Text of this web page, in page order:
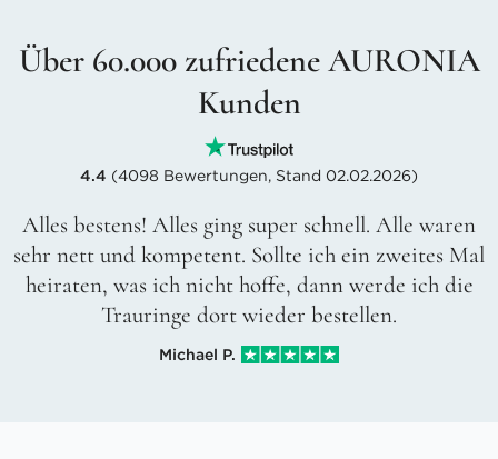
Über 60.000 zufriedene AURONIA
Kunden
4.4 (4098 Bewertungen, Stand 02.02.2026)
Alles bestens! Alles ging super schnell. Alle waren
sehr nett und kompetent. Sollte ich ein zweites Mal
heiraten, was ich nicht hoffe, dann werde ich die
Trauringe dort wieder bestellen.
Michael P.